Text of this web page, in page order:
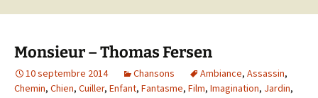
Monsieur – Thomas Fersen
10 septembre 2014 Chansons Ambiance, Assassin,
Chemin, Chien, Cuiller, Enfant, Fantasme, Film, Imagination, Jardin,